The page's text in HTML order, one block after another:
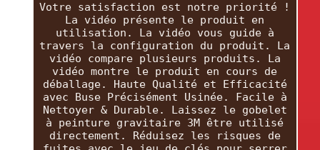
Votre satisfaction est notre priorité !
La vidéo présente le produit en
utilisation. La vidéo vous guide à
travers la configuration du produit. La
vidéo compare plusieurs produits. La
vidéo montre le produit en cours de
déballage. Haute Qualité et Efficacité
avec Buse Précisément Usinée. Facile à
Nettoyer & Durable. Laissez le gobelet
à peinture gravitaire 3M être utilisé
directement. Réduisez les risques de